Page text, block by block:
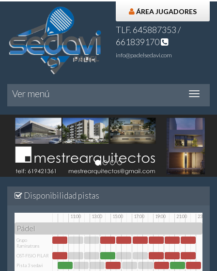
ÁREA JUGADORES
TLF. 645887353 /
661839170
info@padelsedavi.com
Ver
Ver menú
Disponibilidad pistas
11:00 13:00 15:00 17:00 19:00 21:00 23:00
Pádel
Grupo
Raminatrans
OST-FISIO PILAR
Pista 3 sedavi